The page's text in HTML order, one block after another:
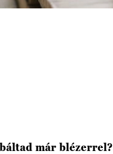
már blézerrel?